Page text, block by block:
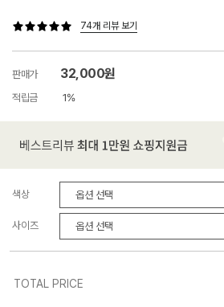
74개 리뷰 보기
판매가 32,000원
적립금 1%
색상
사이즈
TOTAL PRICE